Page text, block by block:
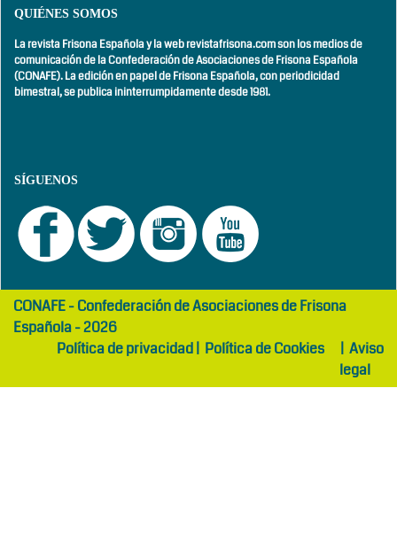
QUIÉNES SOMOS
La revista Frisona Española y la web revistafrisona.com son los medios de
comunicación de la Confederación de Asociaciones de Frisona Española
(CONAFE). La edición en papel de Frisona Española, conperiodicidad
bimestral,se publica ininterrumpidamente desde 1981.
SÍGUENOS
girls
abaya
maltepe
otelCONAFE - Confederación de Asociaciones de Frisona
Española - 2026
Política de privacidad| Política de Cookies | Aviso
legal